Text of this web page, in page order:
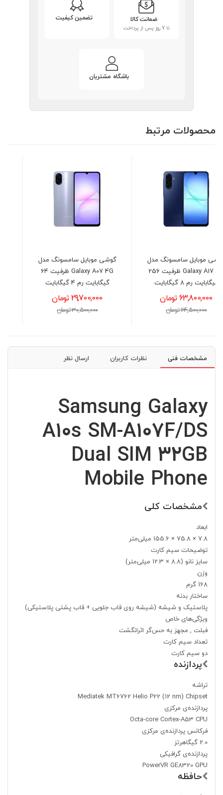
ضمانت کالا
تا 7 روز پس از پرداخت
تضمین کیفیت
باشگاه مشتریان
محصولات مرتبط
گوشی موبايل سامسونگ مدل
گیگابایت رم 4 گیگابایت
29,700,000 تومان
30,500,000 تومان
گوشی سامسونگ مدل
گیگابایت رم 8 گیگابایت
102,900,000 تومان
104,000,000 تومان
مشخصات فنی نظرات کاربران ارسال نظر
Samsung Galaxy
A10s SM-A107F/DS
Dual SIM 32GB
Mobile Phone
مشخصات کلی
ابعاد
7.8 × 75.8 × 155.6 میلی‌متر
توضیحات سیم کارت
سایز نانو (8.8 × 12.3 میلی‌متر)
وزن
168 گرم
ساختار بدنه
پلاستیک و شیشه (شیشه روی قاب جلویی + قاب پشتی پلاستیکی)
ویژگی‌های خاص
فبلت , مجهز به حس‌گر اثرانگشت
تعداد سیم کارت
دو سیم کارت
پردازنده
تراشه
Mediatek MT6762 Helio P22 (12 nm) Chipset
پردازنده‌ی مرکزی
Octa-core Cortex-A53 CPU
فرکانس پردازنده‌ی مرکزی
2.0 گیگاهرتز
پردازنده‌ی گرافیکی
PowerVR GE8320 GPU
حافظه